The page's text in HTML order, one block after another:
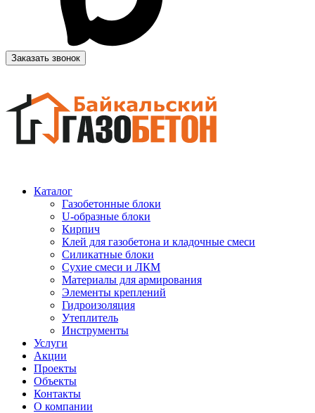
Заказать звонок
Каталог
Газобетонные блоки
U-образные блоки
Кирпич
Клей для газобетона и кладочные смеси
Силикатные блоки
Сухие смеси и ЛКМ
Материалы для армирования
Элементы креплений
Гидроизоляция
Утеплитель
Инструменты
Услуги
Акции
Проекты
Объекты
Контакты
О компании